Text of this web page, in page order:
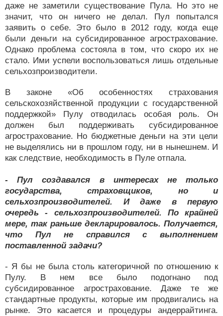
даже не заметили существование Пула. Но это не
значит, что он ничего не делал. Пул попытался
заявить о себе. Это было в 2012 году, когда еще
были деньги на субсидированное агрострахование.
Однако проблема состояла в том, что скоро их не
стало. Ими успели воспользоваться лишь отдельные
сельхозпроизводители.
В законе «Об особенностях страхования
сельскохозяйственной продукции с государственной
поддержкой» Пулу отводилась особая роль. Он
должен был поддерживать субсидированное
агрострахование. Но бюджетные деньги на эти цели
не выделялись ни в прошлом году, ни в нынешнем. И
как следствие, необходимость в Пуле отпала.
- Пул создавался в интересах не только
государства, страховщиков, но и
сельхозпроизводителей. И даже в первую
очередь - сельхозпроизводителей. По крайней
мере, так раньше декларировалось. Получается,
что Пул не справился с выполнением
поставленной задачи?
- Я бы не была столь категоричной по отношению к
Пулу. В нем все было подогнано под
субсидированное агрострахование. Даже те же
стандартные продукты, которые им продвигались на
рынке. Это касается и процедуры андеррайтинга.